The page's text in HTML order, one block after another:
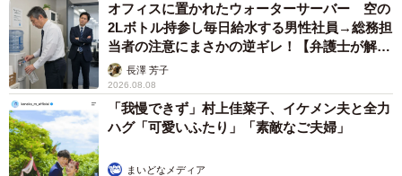
オフィスに置かれたウォーターサーバー 空の
2Lボトル持参し毎日給水する男性社員→総務担
当者の注意にまさかの逆ギレ！【弁護士が解
説】長澤 芳子
2026.08.08
「我慢できず」村上佳菜子、イケメン夫と全力
ハグ「可愛いふたり」「素敵なご夫婦」
まいどなメディア